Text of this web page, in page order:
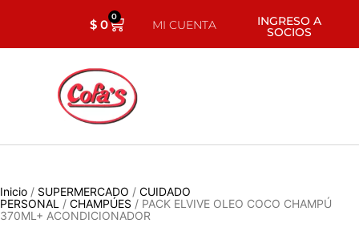
$0 0
MI CUENTA INGRESO A
SOCIOS
Inicio / SUPERMERCADO / CUIDADO
PERSONAL / CHAMPÚES / PACK ELVIVE OLEO COCO CHAMPÚ
370ML+ ACONDICIONADOR